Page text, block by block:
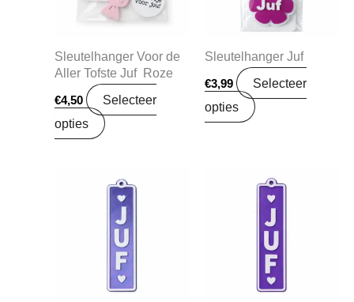
Sleutelhanger Voor de
Aller Tofste Juf Roze
€4,50
Selecteer
opties
Sleutelhanger Juf
€3,99
Selecteer
opties